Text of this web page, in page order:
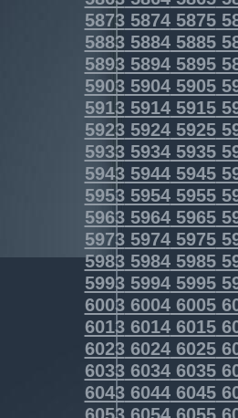
587358745875
588358845885
589358945895
590359045905
591359145915
592359245925
593359345935
594359445945
595359545955
596359645965
597359745975
598359845985
599359945995
600360046005
601360146015
602360246025
603360346035
604360446045